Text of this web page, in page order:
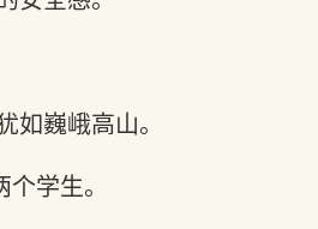
巍峨高山。
学生。